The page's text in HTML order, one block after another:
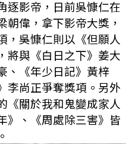
逐影帝，日前吳慷仁在
朝偉，拿下影帝大獎，
，吳慷仁則以《但願人
將與《白日之下》姜大
、《年少日記》黃梓
李尚正爭奪獎項。另外
《關於我和鬼變成家人
》、《周處除三害》皆